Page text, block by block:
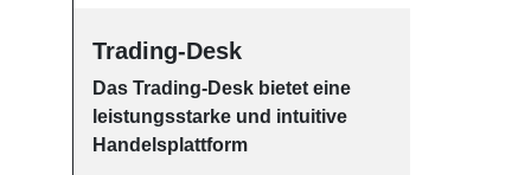
Trading-Desk
Das Trading-Desk bie­tet eine
leis­tungs­star­ke und in­tui­tive
Han­dels­platt­form